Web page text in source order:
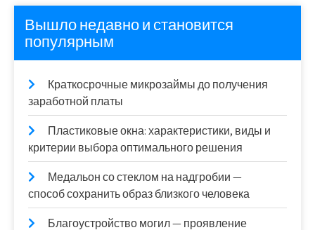
Вышло недавно и становится
популярным
Краткосрочные микрозаймы до получения
заработной платы
Пластиковые окна: характеристики, виды и
критерии выбора оптимального решения
Медальон со стеклом на надгробии —
способ сохранить образ близкого человека
Благоустройство могил — проявление